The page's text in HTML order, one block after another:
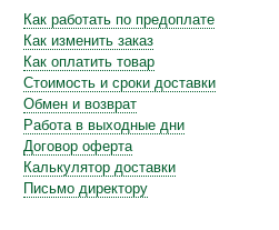
Как работать по предоплате
Как изменить заказ
Как оплатить товар
Стоимость и сроки доставки
Обмен и возврат
Работа в выходные дни
Договор оферта
Калькулятор доставки
Письмо директору